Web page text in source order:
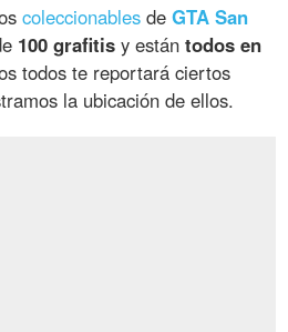
coleccionables deGTA San
100 grafitis y estántodos en
todos te reportará ciertos
la ubicación de ellos.